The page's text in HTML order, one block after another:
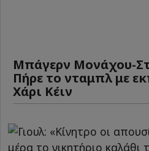
Μπάγερν Μονάχου-
Πήρε το νταμπλ με
Χάρι Κέιν